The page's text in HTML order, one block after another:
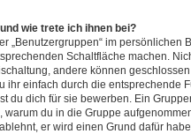
wie trete ich ihnen bei?
„Benutzergruppen“ im persönlichen
Schaltfläche machen.
andere können
ihr einfach durch die entsprechende
du dich für sie bewerben. Ein
du in die Gruppe
er wird einen Grund dafür